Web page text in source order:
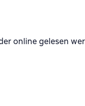
online gelesen